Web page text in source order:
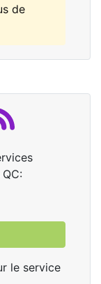
de
le service